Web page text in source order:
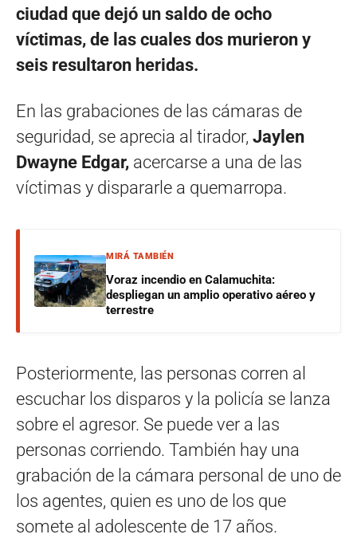
ciudad que dejó un saldo de ocho
víctimas, de las cuales dos murieron y
seis resultaron heridas.
En las grabaciones de las cámaras de
seguridad, se aprecia al tirador, Jaylen
Dwayne Edgar, acercarse a una de las
víctimas y dispararle a quemarropa.
MIRÁ TAMBIÉN
Voraz incendio en Calamuchita:
despliegan un amplio operativo aéreo y
terrestre
Posteriormente, las personas corren al
escuchar los disparos y la policía se lanza
sobre el agresor. Se puede ver a las
personas corriendo. También hay una
grabación de la cámara personal de uno de
los agentes, quien es uno de los que
somete al adolescente de 17 años.